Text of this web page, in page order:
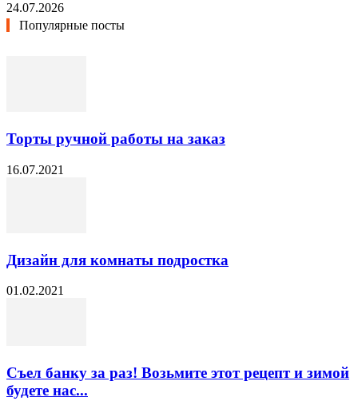
24.07.2026
Популярные посты
Торты ручной работы на заказ
16.07.2021
Дизайн для комнаты подростка
01.02.2021
Съел банку за раз! Возьмите этот рецепт и зимой
будете нас...